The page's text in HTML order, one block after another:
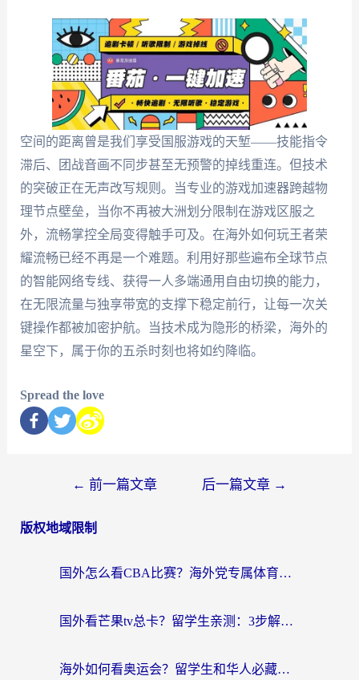
空间的距离曾是我们享受国服游戏的天堑——技能指令
滞后、团战音画不同步甚至无预警的掉线重连。但技术
的突破正在无声改写规则。当专业的游戏加速器跨越物
理节点壁垒，当你不再被大洲划分限制在游戏区服之
外，流畅掌控全局变得触手可及。在海外如何玩王者荣
耀流畅已经不再是一个难题。利用好那些遍布全球节点
的智能网络专线、获得一人多端通用自由切换的能力，
在无限流量与独享带宽的支撑下稳定前行，让每一次关
键操作都被加密护航。当技术成为隐形的桥梁，海外的
星空下，属于你的五杀时刻也将如约降临。
Spread the love
← 前一篇文章 后一篇文章 →
版权地域限制
国外怎么看CBA比赛？海外党专属体育直播指南，告别地区限制看球自由
国外看芒果tv总卡？留学生亲测：3步解决地域限制+流畅追剧攻略
海外如何看奥运会？留学生和华人必藏的体育赛事观看终极指南